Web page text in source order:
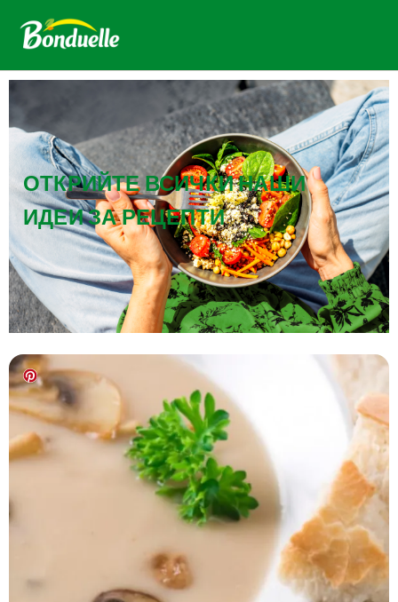
ОТКРИЙТЕ ВСИЧКИ НАШИ
ИДЕИ ЗА РЕЦЕПТИ